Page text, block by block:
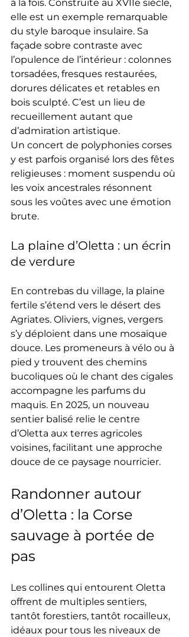
à la fois. Construite au XVIIe siècle,
elle est un exemple remarquable
du style baroque insulaire. Sa
façade sobre contraste avec
l’opulence de l’intérieur : colonnes
torsadées, fresques restaurées,
dorures délicates et retables en
bois sculpté. C’est un lieu de
recueillement autant que
d’admiration artistique.
Un concert de polyphonies corses
y est parfois organisé lors des fêtes
religieuses : moment suspendu où
les voix ancestrales résonnent
sous les voûtes avec une émotion
brute.
La plaine d’Oletta : un écrin
de verdure
En contrebas du village, la plaine
fertile s’étend vers le désert des
Agriates. Oliviers, vignes, vergers
s’y déploient dans une mosaïque
douce. Les promeneurs à vélo ou à
pied y trouvent des chemins
bucoliques où le chant des cigales
accompagne les parfums du
maquis. En 2025, un nouveau
sentier balisé relie le centre
d’Oletta aux terres agricoles
voisines, facilitant une approche
douce de ce paysage nourricier.
Randonner autour
d’Oletta : la Corse
sauvage à portée de
pas
Les collines qui entourent Oletta
offrent de multiples sentiers,
tantôt forestiers, tantôt rocailleux,
idéaux pour tous les niveaux de